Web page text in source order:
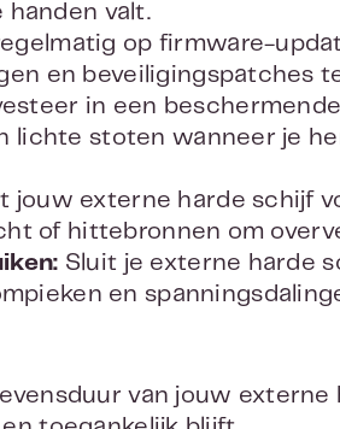
handen valt.
op firmware-
en beveiligingspatches
in een
lichte stoten wanneer je
jouw externe harde schijf
of hittebronnen om
Sluit je externe harde
en
van jouw